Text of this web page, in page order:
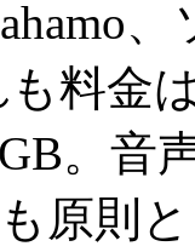
料金
。音
原則